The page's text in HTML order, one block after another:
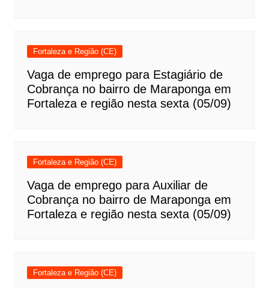
Fortaleza e Região (CE)
Vaga de emprego para Estagiário de
Cobrança no bairro de Maraponga em
Fortaleza e região nesta sexta (05/09)
Fortaleza e Região (CE)
Vaga de emprego para Auxiliar de
Cobrança no bairro de Maraponga em
Fortaleza e região nesta sexta (05/09)
Fortaleza e Região (CE)